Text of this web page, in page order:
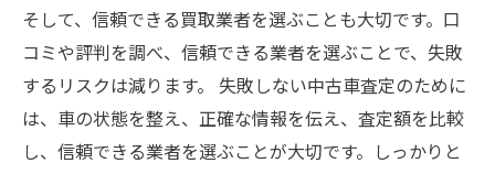
そして、信頼できる買取業者を選ぶことも大切です。口
コミや評判を調べ、信頼できる業者を選ぶことで、失敗
するリスクは減ります。 失敗しない中古車査定のために
は、車の状態を整え、正確な情報を伝え、査定額を比較
し、信頼できる業者を選ぶことが大切です。しっかりと